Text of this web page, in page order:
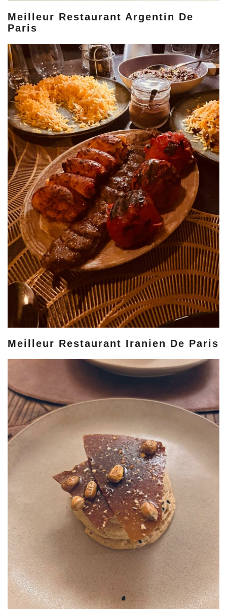
Meilleur Restaurant Argentin De
Paris
Meilleur Restaurant Iranien De Paris